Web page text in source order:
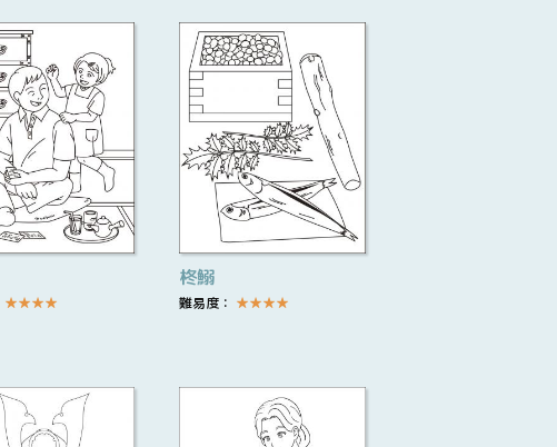
★★★★
柊鰯
難易度： ★★★★